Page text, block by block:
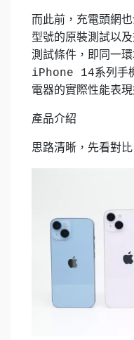
而此前，充電頭網
型號的原裝測試以
測試條件，即同一
iPhone 14系列手
電器的實際性能表現
產品介紹
思路清晰，先看對比